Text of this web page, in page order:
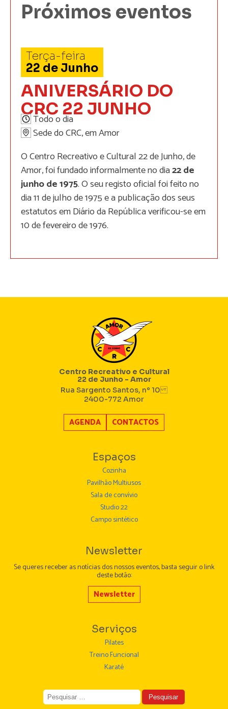
Próximos eventos
Terça-feira
22 de Junho
ANIVERSÁRIO DO
CRC 22 JUNHO
Todo o dia
Sede do CRC, em Amor
O Centro Recreativo e Cultural 22 de Junho, de
Amor, foi fundado informalmente no dia22 de
junho de 1975. O seu registo oficial foi feito no
dia 11 de julho de 1975 e a publicação dos seus
estatutos em Diário da República verificou-se em
10 de fevereiro de 1976.
Centro Recreativo e Cultural
22 de Junho - Amor
Rua Sargento Santos, nº 10
2400-772 Amor
AGENDA CONTACTOS
Espaços
Cozinha
Pavilhão Multiusos
Sala de convívio
Studio 22
Campo sintético
Newsletter
Se queres receber as notícias dos nossos eventos, basta seguir o link
deste botão:
Newsletter
Serviços
Pilates
Treino Funcional
Karaté
Pesquisar